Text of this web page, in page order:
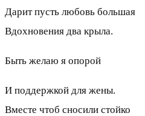
Дарит пусть любовь большая
Вдохновения два крыла.
Быть желаю я опорой
И поддержкой для жены.
Вместе чтоб сносили стойко